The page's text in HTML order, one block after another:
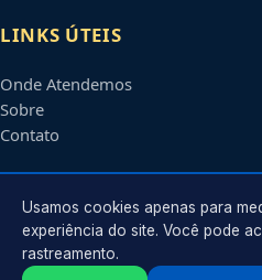
LINKS ÚTEIS
Onde Atendemos
Sobre
Contato
CONTATO
Atendimento em
Usamos cookies apenas para
experiência do site. Você pode
rastreamento.